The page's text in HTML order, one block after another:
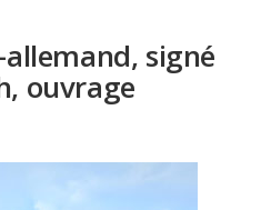
signé
ouvrage